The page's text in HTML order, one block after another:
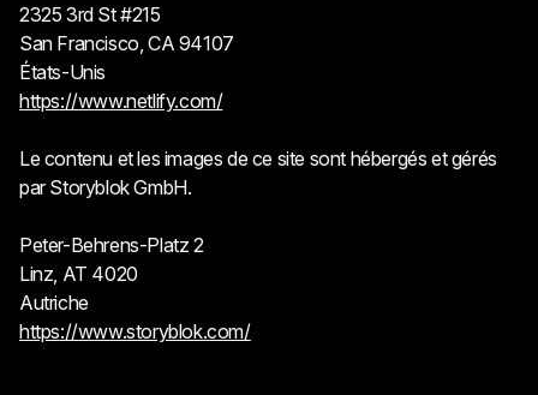
2325 3rd St #215
San Francisco, CA 94107
États-Unis
https://www.netlify.com/
Le contenu et les images de ce site sont hébergés et gérés
par Storyblok GmbH.
Peter-Behrens-Platz 2
Linz, AT 4020
Autriche
https://www.storyblok.com/